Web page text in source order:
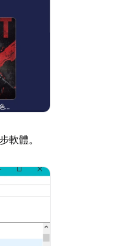
軟體。